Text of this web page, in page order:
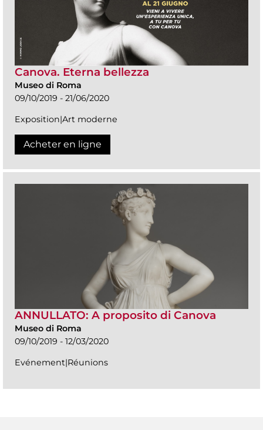
Canova. Eterna bellezza
Museo di Roma
09/10/2019 - 21/06/2020
Exposition|Art moderne
Acheter en ligne
ANNULLATO: A proposito di Canova
Museo di Roma
09/10/2019 - 12/03/2020
Evénement|Réunions